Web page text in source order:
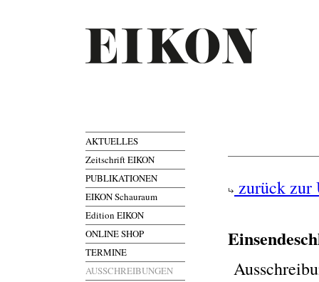
AKTUELLES
Zeitschrift EIKON
PUBLIKATIONEN
EIKON Schauraum
Edition EIKON
ONLINE SHOP
TERMINE
AUSSCHREIBUNGEN
zurück zur